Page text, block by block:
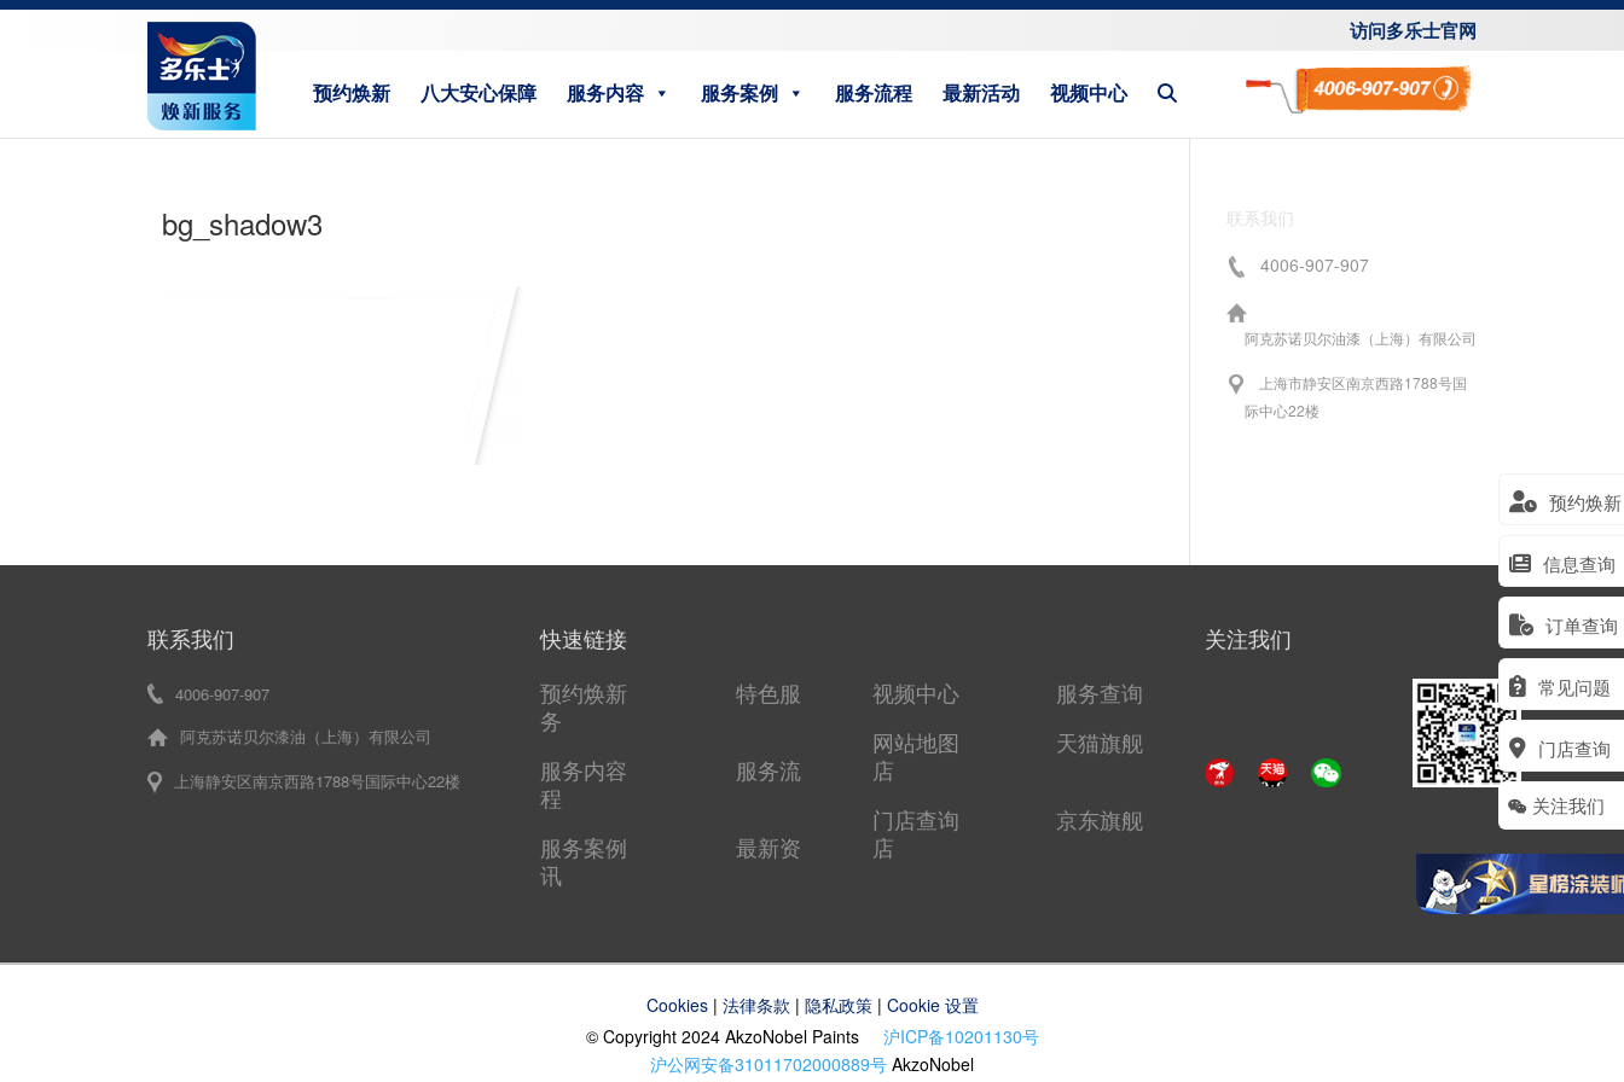
访问多乐士官网
预约焕新 八大安心保障 服务内容 服务案例 服务流程 最新活动 视频中心
预约焕新
信息查询
订单查询
常见问题
门店查询
关注我们
bg_shadow3
联系我们
4006-907-907
阿克苏诺贝尔油漆（上海）有限公司
上海市静安区南京西路1788号国
际中心22楼
联系我们
4006-907-907
阿克苏诺贝尔漆油（上海）有限公司
上海静安区南京西路1788号国际中心22楼
快速链接
预约焕新
特色服
务
服务内容
服务流
程
服务案例
最新资
讯
视频中心
服务查询
网站地图
天猫旗舰
店
门店查询
京东旗舰
店
关注我们
Cookies| 法律条款 | 隐私政策| Cookie 设置
© Copyright 2024 AkzoNobel Paints 沪ICP备10201130号
沪公网安备31011702000889号 AkzoNobel